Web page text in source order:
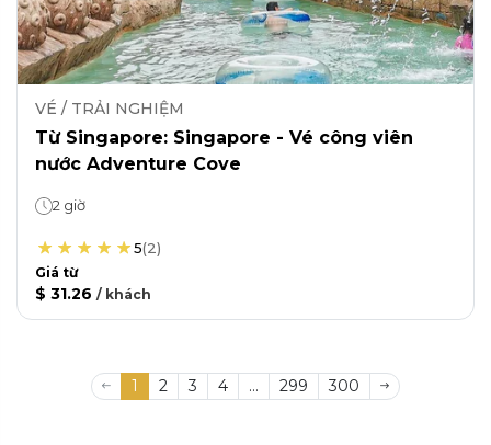
VÉ / TRẢI NGHIỆM
Từ Singapore: Singapore - Vé công viên
nước Adventure Cove
2 giờ
5(2)
Giá từ
$ 31.26 / khách
1 2 3 4 ... 299 300